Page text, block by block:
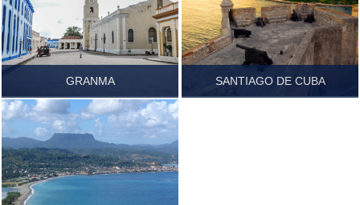
GRANMA
Führer.pdf
SANTIAGO DE CUBA